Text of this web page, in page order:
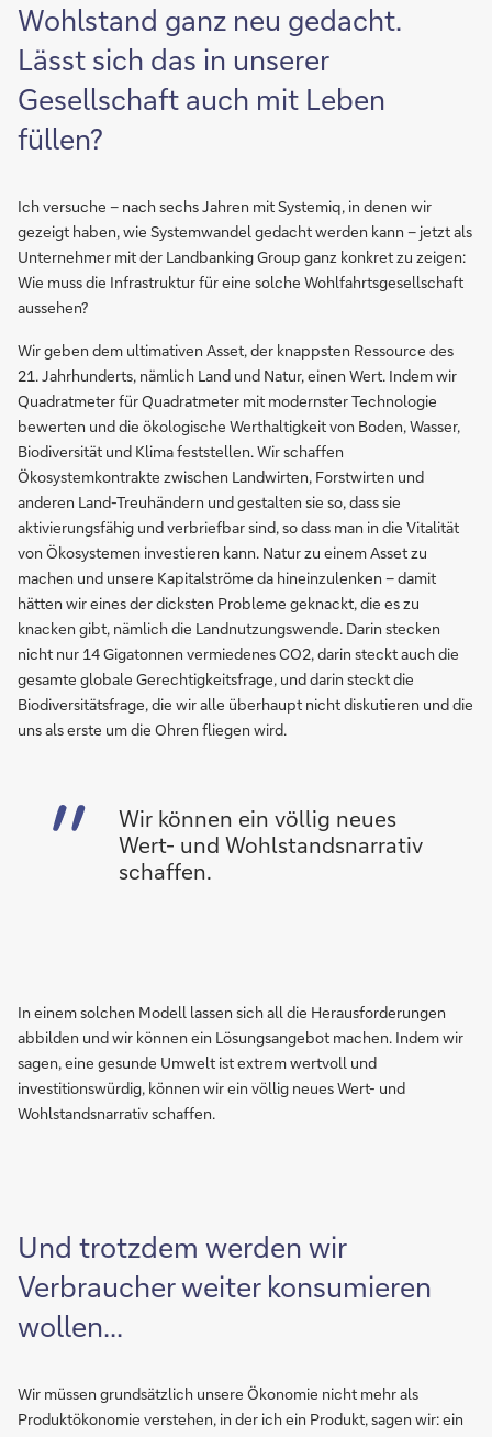
Wohlstand ganz neu gedacht.
Lässt sich das in unserer
Gesellschaft auch mit Leben
füllen?
Ich versuche – nach sechs Jahren mit Systemiq, in denen wir
gezeigt haben, wie Systemwandel gedacht werden kann – jetzt als
Unternehmer mit der Landbanking Group ganz konkret zu zeigen:
Wie muss die Infrastruktur für eine solche Wohlfahrtsgesellschaft
aussehen?
Wir geben dem ultimativen Asset, der knappsten Ressource des
21. Jahrhunderts, nämlich Land und Natur, einen Wert. Indem wir
Quadratmeter für Quadratmeter mit modernster Technologie
bewerten und die ökologische Werthaltigkeit von Boden, Wasser,
Biodiversität und Klima feststellen. Wir schaffen
Ökosystemkontrakte zwischen Landwirten, Forstwirten und
anderen Land-Treuhändern und gestalten sie so, dass sie
aktivierungsfähig und verbriefbar sind, so dass man in die Vitalität
von Ökosystemen investieren kann. Natur zu einem Asset zu
machen und unsere Kapitalströme da hineinzulenken – damit
hätten wir eines der dicksten Probleme geknackt, die es zu
knacken gibt, nämlich die Landnutzungswende. Darin stecken
nicht nur 14 Gigatonnen vermiedenes CO2, darin steckt auch die
gesamte globale Gerechtigkeitsfrage, und darin steckt die
Biodiversitätsfrage, die wir alle überhaupt nicht diskutieren und die
uns als erste um die Ohren fliegen wird.
Wir können ein völlig neues
Wert- und Wohlstandsnarrativ
schaffen.
In einem solchen Modell lassen sich all die Herausforderungen
abbilden und wir können ein Lösungsangebot machen. Indem wir
sagen, eine gesunde Umwelt ist extrem wertvoll und
investitionswürdig, können wir ein völlig neues Wert- und
Wohlstandsnarrativ schaffen.
Und trotzdem werden wir
Verbraucher weiter konsumieren
wollen...
Wir müssen grundsätzlich unsere Ökonomie nicht mehr als
Produktökonomie verstehen, in der ich ein Produkt, sagen wir: ein